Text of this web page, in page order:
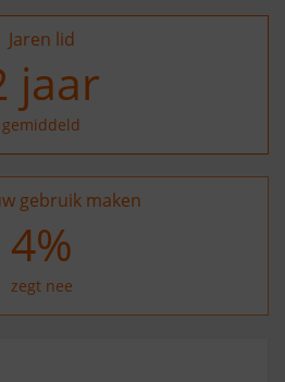
Jaren lid
jaar
gemiddeld
gebruik maken
16%
zegt nee